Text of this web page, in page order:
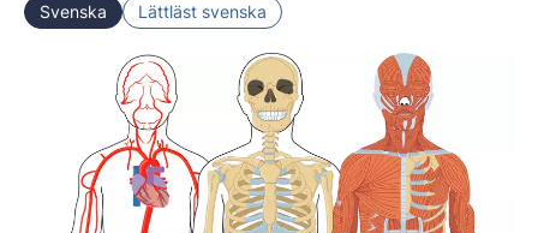
Svenska Lättläst svenska